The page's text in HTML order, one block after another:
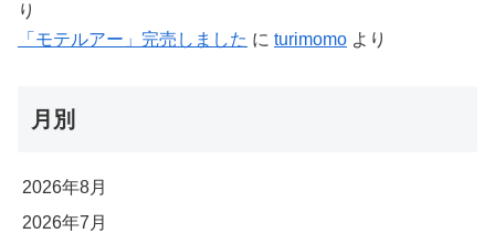
り
「モテルアー」完売しました に turimomo より
月別
2026年8月
2026年7月